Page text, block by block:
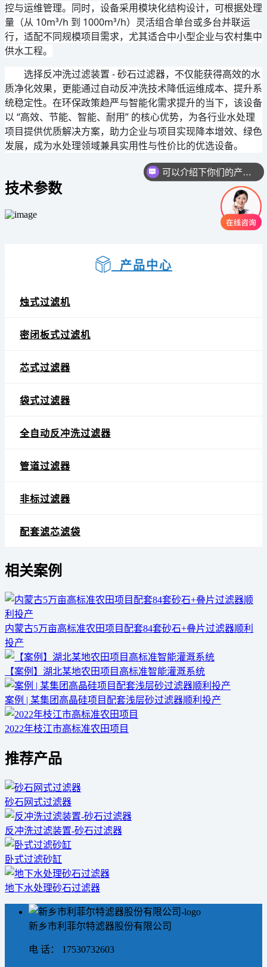
控与运维管理。同时，设备采用模块化结构设计，可根据处理
量（从 10m³/h 到 1000m³/h）灵活组合单台或多台并联运
行，适配不同规模项目需求，尤其适合中小型企业与农村集中
供水工程。
选择反冲洗过滤装置 - 砂石过滤器，不仅能获得高效的水
质净化效果，更能通过自动反冲洗技术降低运维成本、提升系
统稳定性。在环保政策趋严与智能化需求提升的当下，该设备
以 “高效、节能、智能、耐用” 的核心优势，为各行业水处理
项目提供优质解决方案，助力企业与项目实现降本增效、绿色
发展，成为水处理领域兼具实用性与性价比的优选设备。
技术参数
产品中心
烛式过滤机
密闭板式过滤机
芯式过滤器
袋式过滤器
全自动反冲洗过滤器
管道过滤器
非标过滤器
配套滤芯滤袋
相关案例
内蒙古5万亩高标准农田项目配套84套砂石+叠片过滤器顺利
投产
【案例】湖北某地农田项目高标准智能灌溉系统
案例 | 某集团高晶硅项目配套浅层砂过滤器顺利投产
2022年枝江市高标准农田项目
推荐产品
砂石网式过滤器
反冲洗过滤装置-砂石过滤器
卧式过滤砂缸
地下水处理砂石过滤器
新乡市利菲尔特滤器股份有限公司
电 话： 17530732603